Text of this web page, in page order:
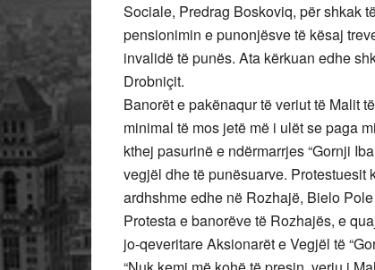
Sociale, Predrag Boskoviq, për shkak
pensionimin e punonjësve të kësaj
invalidë të punës. Ata kërkuan edhe
Drobniçit.
Banorët e pakënaqur të veriut të Malit
minimal të mos jetë më i ulët se paga
kthej pasurinë e ndërmarrjes “Gornji
vegjël dhe të punësuarve. Protestuesit
ardhshme edhe në Rozhajë, Bielo
Protesta e banorëve të Rozhajës, e
jo-qeveritare Aksionarët e Vegjël të